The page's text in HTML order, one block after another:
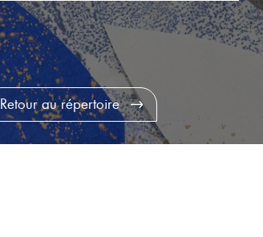
Retour au répertoire